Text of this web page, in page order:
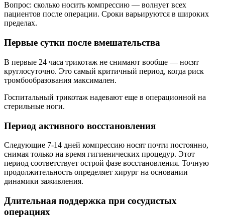
Вопрос: сколько носить компрессию — волнует всех
пациентов после операции. Сроки варьируются в широких
пределах.
Первые сутки после вмешательства
В первые 24 часа трикотаж не снимают вообще — носят
круглосуточно. Это самый критичный период, когда риск
тромбообразования максимален.
Госпитальный трикотаж надевают еще в операционной на
стерильные ноги.
Период активного восстановления
Следующие 7-14 дней компрессию носят почти постоянно,
снимая только на время гигиенических процедур. Этот
период соответствует острой фазе восстановления. Точную
продолжительность определяет хирург на основании
динамики заживления.
Длительная поддержка при сосудистых
операциях